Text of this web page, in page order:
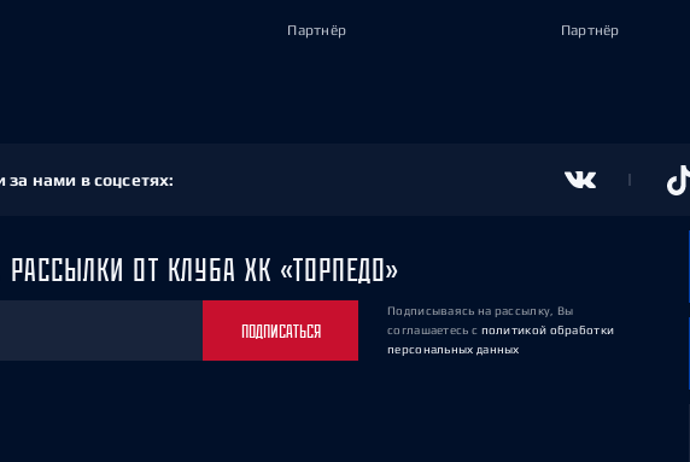
Партнёр Партнёр
нами в соцсетях:
ОТ КЛУБА ХК «ТОРПЕДО»
ПОДПИСАТЬСЯ
Подписываясь на рассылку, Вы
соглашаетесь с политикой обработки
персональных данных